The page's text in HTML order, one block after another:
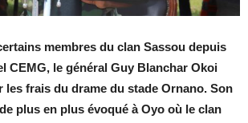
membres du clan Sassou depuis
CEMG, le général Guy Blanchar Okoi
les frais du drame du stade Ornano. Son
plus en plus évoqué à Oyo où le clan